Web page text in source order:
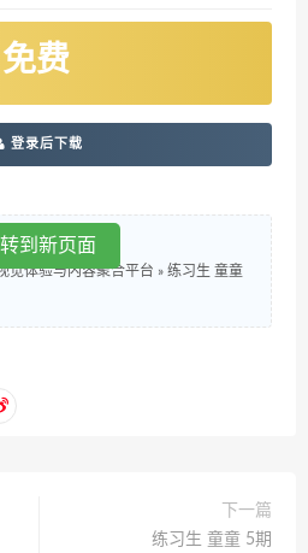
免费
登录后下载
觉体验与内容聚合平台 » 练习生 童童
下一篇
练习生 童童 5期
到新页面